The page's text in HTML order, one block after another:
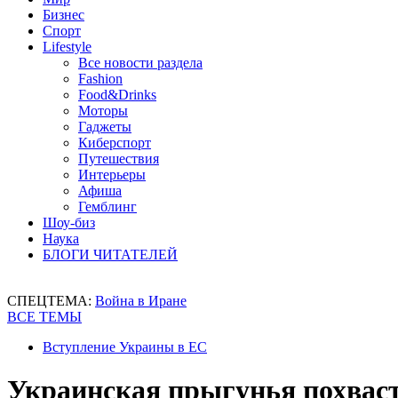
Бизнес
Спорт
Lifestyle
Все новости раздела
Fashion
Food&Drinks
Моторы
Гаджеты
Киберспорт
Путешествия
Интерьеры
Афиша
Гемблинг
Шоу-биз
Наука
БЛОГИ ЧИТАТЕЛЕЙ
СПЕЦТЕМА: Война в Иране
ВСЕ ТЕМЫ
Вступление Украины в ЕС
Украинская прыгунья